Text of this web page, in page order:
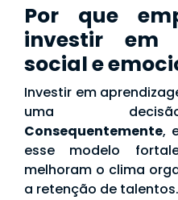
Por que
investir em
social e
Investir em
uma
Consequentemente,
esse modelo
melhoram o clima
a retenção de talentos.